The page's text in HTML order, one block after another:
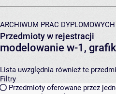
ARCHIWUM PRAC DYPLOMOWYCH
Przedmioty w rejestracji
modelowanie w-1,
Lista uwzględnia również te
Filtry
Przedmioty oferowane przez